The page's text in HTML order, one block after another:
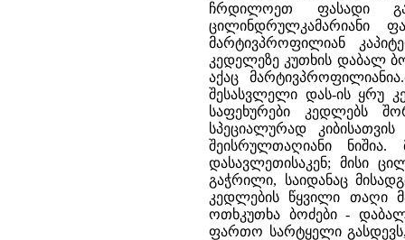
ჩრდილოეთ ფასადი
ცილინდრულკამარიანი
მარტივპროფილიან
კედელეზე კუთხის დაბალ
აქაც
შესასვლელი დას-ის ყრუ
საფეხურები კედლებს
სპეციალურად
შეისრულთაღიანი
დასავლეთისაკენ; მისი
გაჭრილი, საიდანაც
კედლების წყვილი თაღი
ოთხკუთხა ბოძები -
ფართო სარტყელი